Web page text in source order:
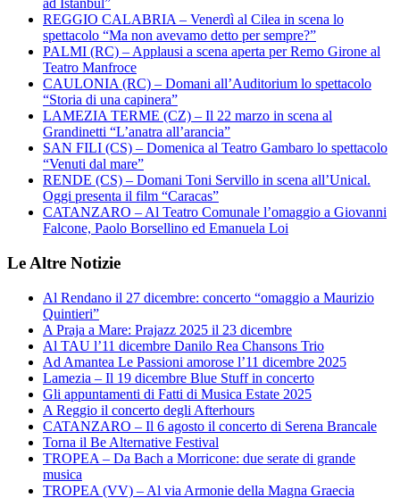
ad Istanbul”
REGGIO CALABRIA – Venerdì al Cilea in scena lo
spettacolo “Ma non avevamo detto per sempre?”
PALMI (RC) – Applausi a scena aperta per Remo Girone al
Teatro Manfroce
CAULONIA (RC) – Domani all’Auditorium lo spettacolo
“Storia di una capinera”
LAMEZIA TERME (CZ) – Il 22 marzo in scena al
Grandinetti “L’anatra all’arancia”
SAN FILI (CS) – Domenica al Teatro Gambaro lo spettacolo
“Venuti dal mare”
RENDE (CS) – Domani Toni Servillo in scena all’Unical.
Oggi presenta il film “Caracas”
CATANZARO – Al Teatro Comunale l’omaggio a Giovanni
Falcone, Paolo Borsellino ed Emanuela Loi
Le Altre Notizie
Al Rendano il 27 dicembre: concerto “omaggio a Maurizio
Quintieri”
A Praja a Mare: Prajazz 2025 il 23 dicembre
Al TAU l’11 dicembre Danilo Rea Chansons Trio
Ad Amantea Le Passioni amorose l’11 dicembre 2025
Lamezia – Il 19 dicembre Blue Stuff in concerto
Gli appuntamenti di Fatti di Musica Estate 2025
A Reggio il concerto degli Afterhours
CATANZARO – Il 6 agosto il concerto di Serena Brancale
Torna il Be Alternative Festival
TROPEA – Da Bach a Morricone: due serate di grande
musica
TROPEA (VV) – Al via Armonie della Magna Graecia